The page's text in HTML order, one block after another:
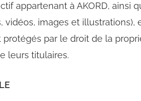
appartenant à AKORD, ainsi
vidéos, images et illustrations),
par le droit de la
leurs titulaires.